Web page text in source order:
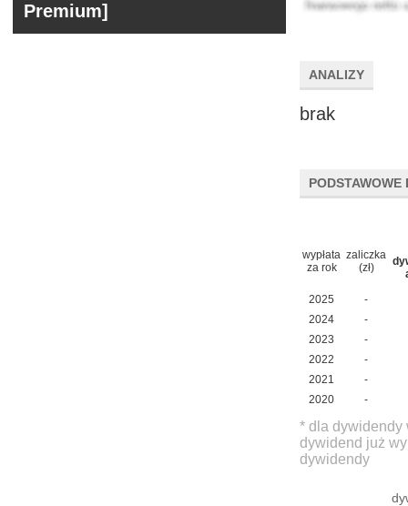
ANALIZY
brak
PODSTAWOWE
wypłata
za rok
zaliczka
(zł)
2025
-
2024
-
2023
-
2022
-
2021
-
2020
-
* dla dywidendy
dywidend już
dywidendy
Premium]